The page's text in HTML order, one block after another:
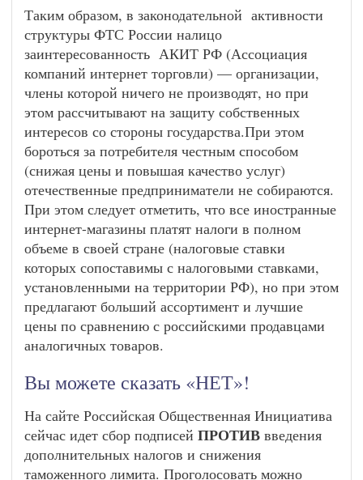
Таким образом, в законодательной активности
структуры ФТС России налицо
заинтересованность АКИТ РФ (Ассоциация
компаний интернет торговли) — организации,
члены которой ничего не производят, но при
этом рассчитывают на защиту собственных
интересов со стороны государства.При этом
бороться за потребителя честным способом
(снижая цены и повышая качество услуг)
отечественные предприниматели не собираются.
При этом следует отметить, что все иностранные
интернет-магазины платят налоги в полном
объеме в своей стране (налоговые ставки
которых сопоставимы с налоговыми ставками,
установленными на территории РФ), но при этом
предлагают больший ассортимент и лучшие
цены по сравнению с российскими продавцами
аналогичных товаров.
Вы можете сказать «НЕТ»!
На сайте Российская Общественная Инициатива
сейчас идет сбор подписей ПРОТИВ введения
дополнительных налогов и снижения
таможенного лимита. Проголосовать можно